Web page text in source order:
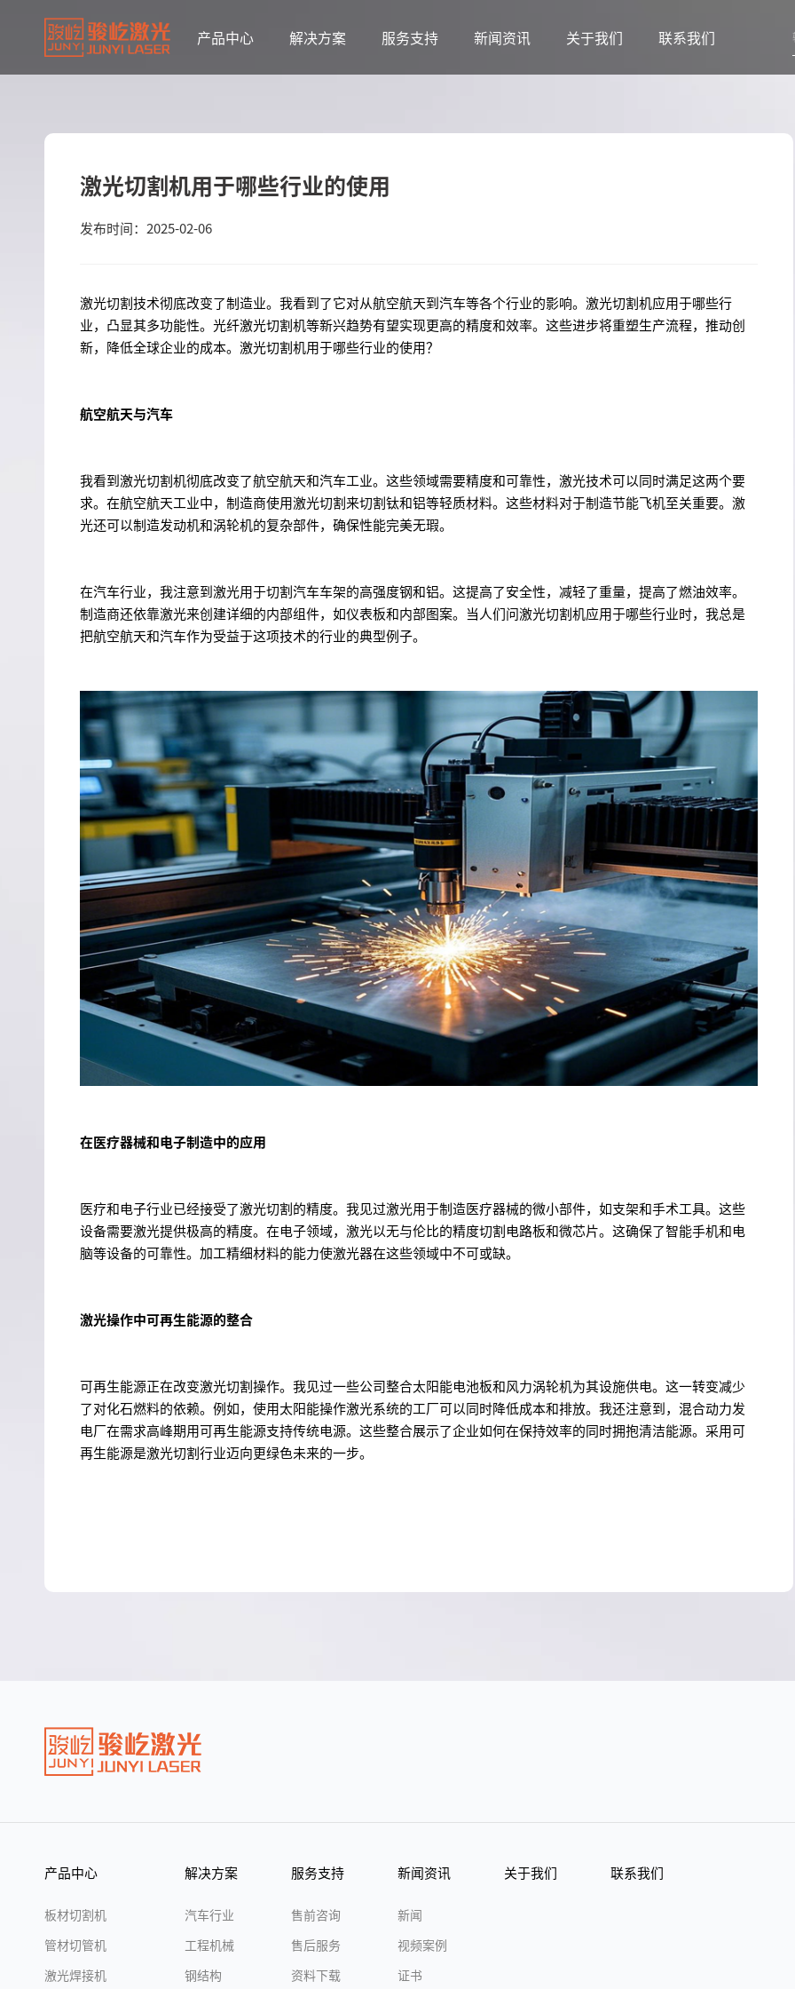
产品中心 解决方案 服务支持 新闻资讯 关于我们 联系我们
激光切割机用于哪些行业的使用
发布时间：2025-02-06
激光切割技术彻底改变了制造业。我看到了它对从航空航天到汽车等各个行业的影响。激光切割机应用于哪些行
业，凸显其多功能性。光纤激光切割机等新兴趋势有望实现更高的精度和效率。这些进步将重塑生产流程，推动创
新，降低全球企业的成本。激光切割机用于哪些行业的使用？
航空航天与汽车
我看到激光切割机彻底改变了航空航天和汽车工业。这些领域需要精度和可靠性，激光技术可以同时满足这两个要
求。在航空航天工业中，制造商使用激光切割来切割钛和铝等轻质材料。这些材料对于制造节能飞机至关重要。激
光还可以制造发动机和涡轮机的复杂部件，确保性能完美无瑕。
在汽车行业，我注意到激光用于切割汽车车架的高强度钢和铝。这提高了安全性，减轻了重量，提高了燃油效率。
制造商还依靠激光来创建详细的内部组件，如仪表板和内部图案。当人们问激光切割机应用于哪些行业时，我总是
把航空航天和汽车作为受益于这项技术的行业的典型例子。
在医疗器械和电子制造中的应用
医疗和电子行业已经接受了激光切割的精度。我见过激光用于制造医疗器械的微小部件，如支架和手术工具。这些
设备需要激光提供极高的精度。在电子领域，激光以无与伦比的精度切割电路板和微芯片。这确保了智能手机和电
脑等设备的可靠性。加工精细材料的能力使激光器在这些领域中不可或缺。
激光操作中可再生能源的整合
可再生能源正在改变激光切割操作。我见过一些公司整合太阳能电池板和风力涡轮机为其设施供电。这一转变减少
了对化石燃料的依赖。例如，使用太阳能操作激光系统的工厂可以同时降低成本和排放。我还注意到，混合动力发
电厂在需求高峰期用可再生能源支持传统电源。这些整合展示了企业如何在保持效率的同时拥抱清洁能源。采用可
再生能源是激光切割行业迈向更绿色未来的一步。
产品中心
板材切割机
管材切管机
激光焊接机
解决方案
汽车行业
工程机械
钢结构
服务支持
售前咨询
售后服务
资料下载
新闻资讯
新闻
视频案例
证书
关于我们 联系我们